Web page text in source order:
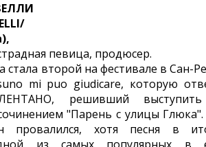
певица, продюсер.
стала второй на фестивале в Сан-
mi puo giudicare, которую
решивший
"Парень с улицы
провалился, хотя песня в